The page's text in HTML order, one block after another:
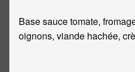
Base sauce tomate,
oignons, viande hachée,